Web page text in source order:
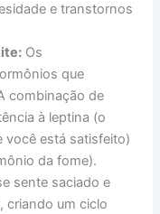
e transtornos
Os
que
combinação de
à leptina (o
você está satisfeito)
da fome).
sente saciado e
criando um ciclo